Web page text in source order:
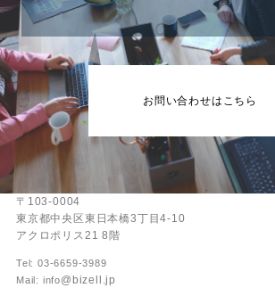
お問い合わせはこちら
〒103-0004
東京都中央区東日本橋3丁目4-10
アクロポリス21 8階
Tel: 03-6659-3989
Mail: info@bizell.jp